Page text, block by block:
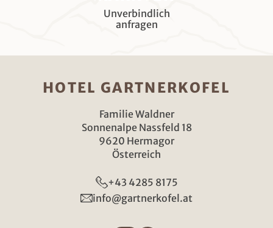
Unverbindlich
anfragen
HOTEL GARTNERKOFEL
Familie Waldner
Sonnenalpe Nassfeld 18
9620 Hermagor
Österreich
+43 4285 8175
info@gartnerkofel.at